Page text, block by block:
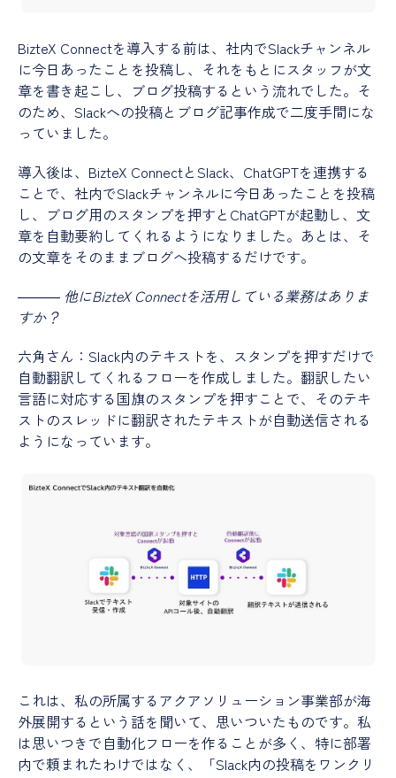
BizteX Connectを導入する前は、社内でSlackチャンネル
に今日あったことを投稿し、それをもとにスタッフが文
章を書き起こし、ブログ投稿するという流れでした。そ
のため、Slackへの投稿とブログ記事作成で二度手間にな
っていました。
導入後は、BizteX ConnectとSlack、ChatGPTを連携する
ことで、社内でSlackチャンネルに今日あったことを投稿
し、ブログ用のスタンプを押すとChatGPTが起動し、文
章を自動要約してくれるようになりました。あとは、そ
の文章をそのままブログへ投稿するだけです。
――― 他にBizteX Connectを活用している業務はありま
すか？
六角さん：Slack内のテキストを、スタンプを押すだけで
自動翻訳してくれるフローを作成しました。翻訳したい
言語に対応する国旗のスタンプを押すことで、そのテキ
ストのスレッドに翻訳されたテキストが自動送信される
ようになっています。
これは、私の所属するアクアソリューション事業部が海
外展開するという話を聞いて、思いついたものです。私
は思いつきで自動化フローを作ることが多く、特に部署
内で頼まれたわけではなく、「Slack内の投稿をワンクリ